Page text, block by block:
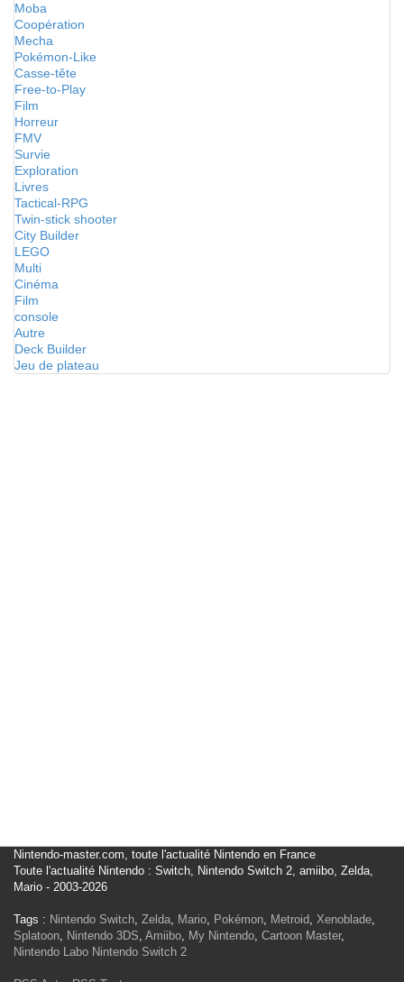
Moba
Coopération
Mecha
Pokémon-Like
Casse-tête
Free-to-Play
Film
Horreur
FMV
Survie
Exploration
Livres
Tactical-RPG
Twin-stick shooter
City Builder
LEGO
Multi
Cinéma
Film
console
Autre
Deck Builder
Jeu de plateau
Nintendo-master.com, toute l'actualité Nintendo en France
Toute l'actualité Nintendo : Switch, Nintendo Switch 2, amiibo, Zelda,
Mario - 2003-2026
Tags : Nintendo Switch, Zelda, Mario, Pokémon, Metroid, Xenoblade,
Splatoon, Nintendo 3DS, Amiibo, My Nintendo, Cartoon Master,
Nintendo Labo Nintendo Switch 2